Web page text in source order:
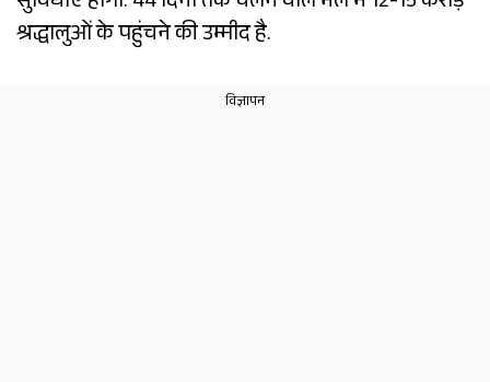
श्रद्धालुओं के पहुंचने की उम्मीद है.